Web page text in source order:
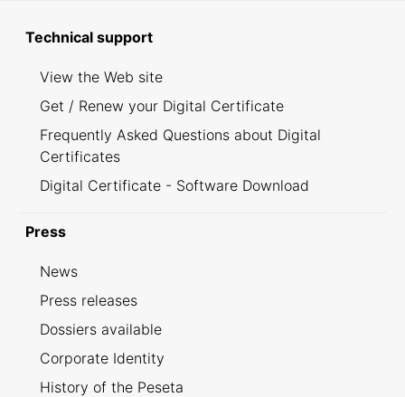
Technical support
View the Web site
Get / Renew your Digital Certificate
Frequently Asked Questions about Digital
Certificates
Digital Certificate - Software Download
Press
News
Press releases
Dossiers available
Corporate Identity
History of the Peseta